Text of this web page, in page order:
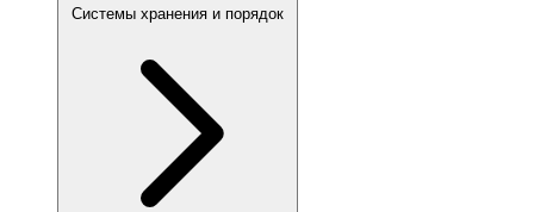
Системы хранения и порядок